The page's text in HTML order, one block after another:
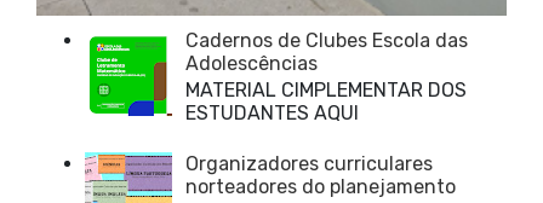
Cadernos de Clubes Escola das
Adolescências
MATERIAL CIMPLEMENTAR DOS
ESTUDANTES AQUI
Organizadores curriculares
norteadores do planejamento